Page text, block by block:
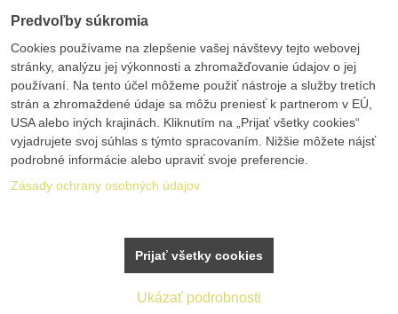
Predvoľby súkromia
Cookies používame na zlepšenie vašej návštevy tejto webovej
stránky, analýzu jej výkonnosti a zhromažďovanie údajov o jej
používaní. Na tento účel môžeme použiť nástroje a služby tretích
strán a zhromaždené údaje sa môžu preniesť k partnerom v EÚ,
USA alebo iných krajinách. Kliknutím na „Prijať všetky cookies“
vyjadrujete svoj súhlas s týmto spracovaním. Nižšie môžete nájsť
podrobné informácie alebo upraviť svoje preferencie.
Zásady ochrany osobných údajov
Ukázať podrobnosti
Prijať všetky cookies